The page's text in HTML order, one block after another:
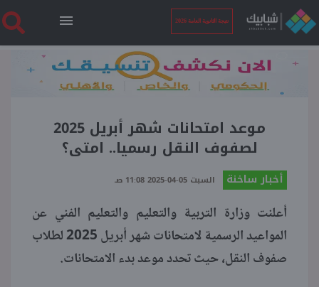
نتيجة الثانوية العامة 2026
الرئيسية
نتيجة الثانوية العامة 2026
فنجان قهوة
بوابة الطلبة
موعد امتحانات شهر أبريل 2025
لصفوف النقل رسميا.. امتى؟
أخبار ساخنة السبت 05-04-2025 11:08 صـ
أعلنت وزارة التربية والتعليم والتعليم الفني عن
المواعيد الرسمية لامتحانات شهر أبريل 2025 لطلاب
صفوف النقل، حيث تحدد موعد بدء الامتحانات.